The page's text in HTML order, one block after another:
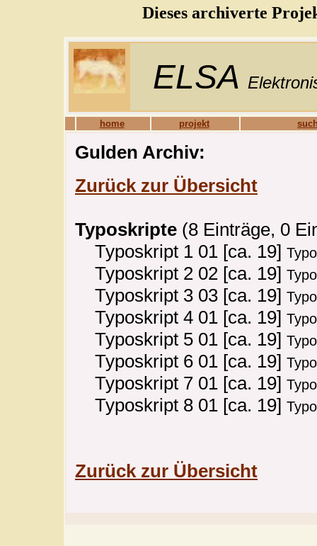
Dieses archiverte
ELSA
home projekt
Gulden Archiv:
Zurück zur Übersicht
Typoskripte (8 Einträge, 0
Typoskript 1 01 [ca. 19]
Typoskript 2 02 [ca. 19]
Typoskript 3 03 [ca. 19]
Typoskript 4 01 [ca. 19]
Typoskript 5 01 [ca. 19]
Typoskript 6 01 [ca. 19]
Typoskript 7 01 [ca. 19]
Typoskript 8 01 [ca. 19]
Zurück zur Übersicht